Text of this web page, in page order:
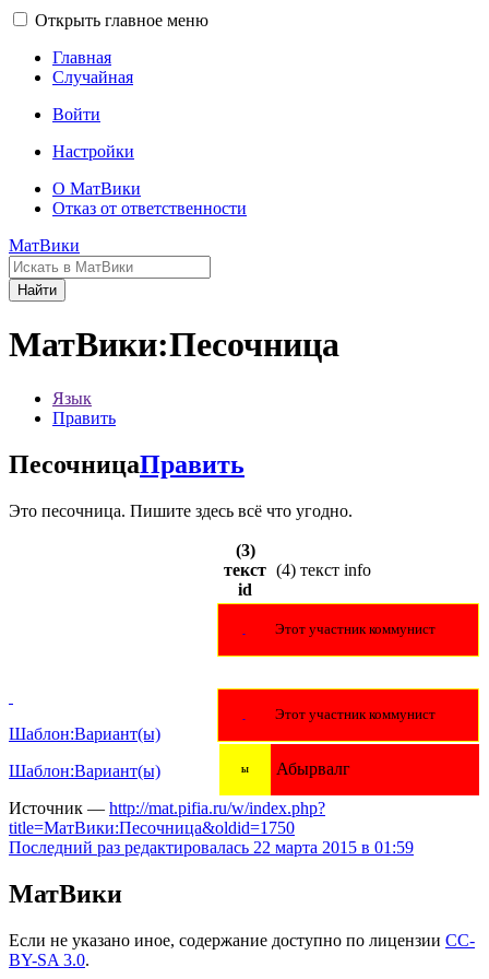
Открыть главное меню
Главная
Случайная
Войти
Настройки
О МатВики
Отказ от ответственности
МатВики
Найти
МатВики:Песочница
Язык
Править
ПесочницаПравить
Это песочница. Пишите здесь всё что угодно.
(3)
текст
id
(4) текст info
Этот участник коммунист
Этот участник коммунист
Ы Абырвалг
Шаблон:Вариант(ы)
Шаблон:Вариант(ы)
Источник — http://mat.pifia.ru/w/index.php?
title=МатВики:Песочница&oldid=1750
Последний раз редактировалась 22 марта 2015 в 01:59
МатВики
Если не указано иное, содержание доступно по лицензии CC-
BY-SA 3.0.